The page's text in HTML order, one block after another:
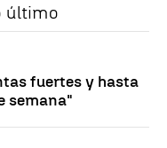
último
fuertes y hasta
semana"